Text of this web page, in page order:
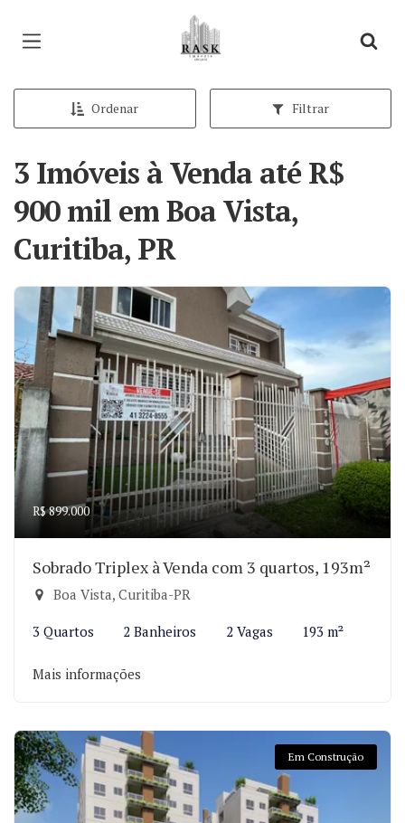
Página inicial
Ordenar Filtrar
3 Imóveis à Venda até R$
900 mil em Boa Vista,
Curitiba, PR
R$ 899.000
Sobrado Triplex à Venda com 3 quartos, 193m²
Boa Vista, Curitiba-PR
3 Quartos 2 Banheiros 2 Vagas 193 m²
Mais informações
Em Construção